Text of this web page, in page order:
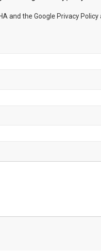
and the Google Privacy Policy